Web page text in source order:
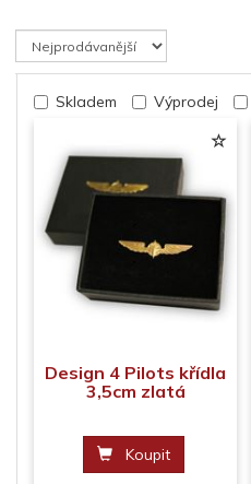
Skladem Výprodej
Design 4 Pilots křídla
3,5cm zlatá
Koupit